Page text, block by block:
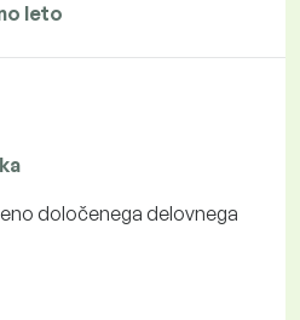
leto
določenega delovnega